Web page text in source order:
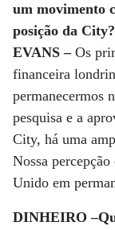
um movimento
posição da City?
EVANS – Os
financeira
permanecermos
pesquisa e a
City, há uma
Nossa
Unido em
DINHEIRO